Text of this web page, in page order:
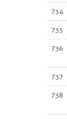
734
735
736
737
738